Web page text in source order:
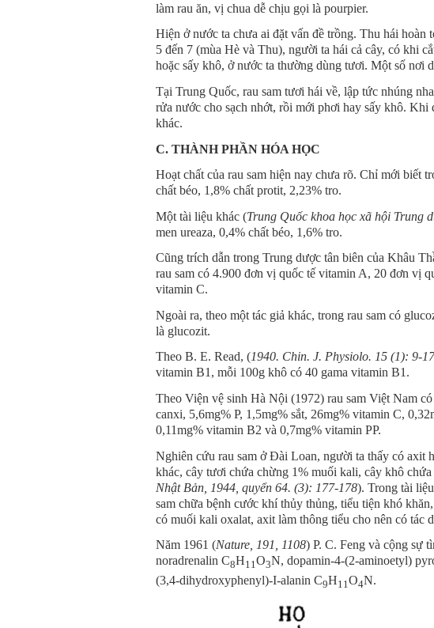
làm rau ăn, vị chua dễ chịu gọi là pourpier.
Hiện ở nước ta chưa ai đặt vấn đề trồng. Thu hái hoàn
5 đến 7 (mùa Hè và Thu), người ta hái cả cây, có khi
hoặc sấy khô, ở nước ta thường dùng tươi. Một số nơi
Tại Trung Quốc, rau sam tươi hái về, lập tức nhúng
rửa nước cho sạch nhớt, rồi mới phơi hay sấy khô. Khi
khác.
C. THÀNH PHẦN HÓA HỌC
Hoạt chất của rau sam hiện nay chưa rõ. Chỉ mới biết
chất béo, 1,8% chất protit, 2,23% tro.
Một tài liệu khác (Trung Quốc khoa học xã hội Trung
men ureaza, 0,4% chất béo, 1,6% tro.
Cũng trích dẫn trong Trung dược tân biên của Khâu
rau sam có 4.900 đơn vị quốc tế vitamin A, 20 đơn vị
vitamin C.
Ngoài ra, theo một tác giả khác, trong rau sam có
là glucozit.
Theo B. E. Read, (1940. Chin. J. Physiolo. 15 (1): 9-17
vitamin B1, mỗi 100g khô có 40 gama vitamin B1.
Theo Viện vệ sinh Hà Nội (1972) rau sam Việt Nam
canxi, 5,6mg% P, 1,5mg% sắt, 26mg% vitamin C,
0,11mg% vitamin B2 và 0,7mg% vitamin PP.
Nghiên cứu rau sam ở Đài Loan, người ta thấy có axit
khác, cây tươi chứa chừng 1% muối kali, cây khô
Nhật Bản, 1944, quyển 64. (3): 177-178). Trong tài
sam chữa bệnh cước khí thủy thủng, tiểu tiện khó
có muối kali oxalat, axit làm thông tiểu cho nên có tác
Năm 1961 (Nature, 191, 1108) P. C. Feng và cộng sự
noradrenalin C8H11O3N, dopamin-4-(2-aminoetyl)
(3,4-dihydroxyphenyl)-I-alanin C9H11O4N.